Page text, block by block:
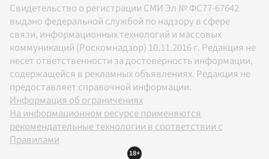
Свидетельство о регистрации СМИ Эл № ФС77-67642
выдано федеральной службой по надзору в сфере
связи, информационных технологий и массовых
коммуникаций (Роскомнадзор) 10.11.2016 г. Редакция не
несет ответственности за достоверность информации,
содержащейся в рекламных объявлениях. Редакция не
предоставляет справочной информации.
Информация об ограничениях
На информационном ресурсе применяются
рекомендательные технологии в соответствии с
Правилами
18+